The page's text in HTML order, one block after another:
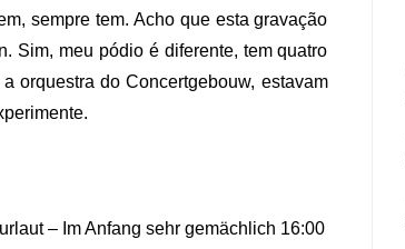
sempre tem. Acho que esta gravação
Sim, meu pódio é diferente, tem quatro
orquestra do Concertgebouw, estavam
– Im Anfang sehr gemächlich 16:00